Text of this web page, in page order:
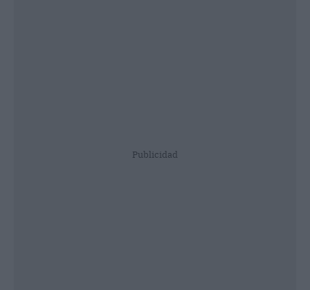
Publicidad